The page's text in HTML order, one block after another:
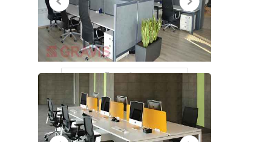
Все работы
НЕДАВНО
ПРОСМОТРЕННЫЕ